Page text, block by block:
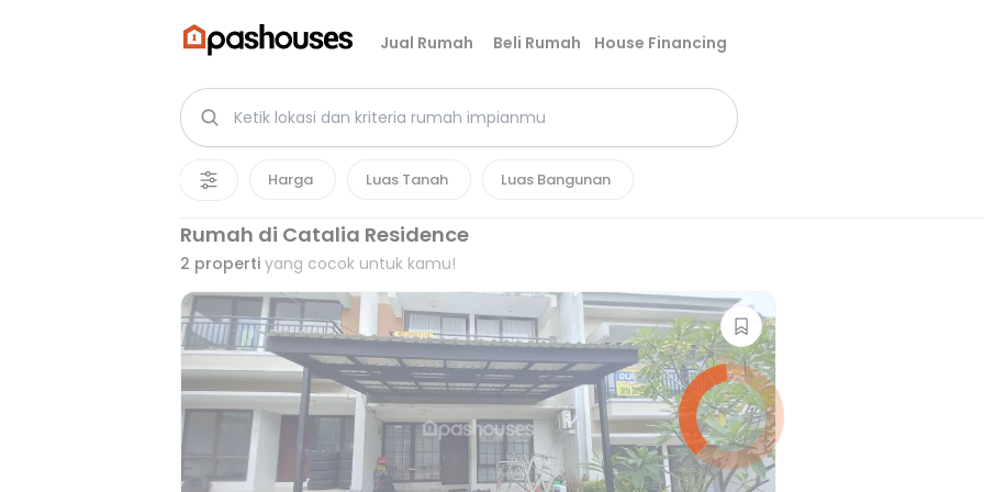
Jual Rumah Beli Rumah House Financing
Harga Luas Tanah Luas Bangunan
Rumah di Catalia Residence
2 properti yang cocok untuk kamu!